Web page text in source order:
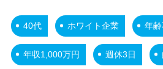
40代 ホワイト企業 年
年収1,000万円 週休3日